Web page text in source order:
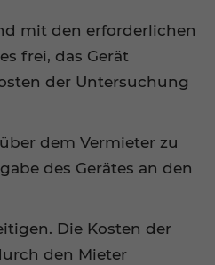
mit den erforderlichen
frei, das Gerät
der Untersuchung
dem Vermieter zu
des Gerätes an den
Die Kosten der
den Mieter